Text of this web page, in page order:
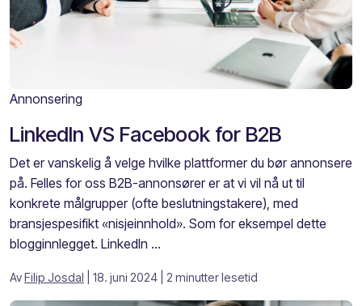
Annonsering
LinkedIn VS Facebook for B2B
Det er vanskelig å velge hvilke plattformer du bør annonsere
på. Felles for oss B2B-annonsører er at vi vil nå ut til
konkrete målgrupper (ofte beslutningstakere), med
bransjespesifikt «nisjeinnhold». Som for eksempel dette
blogginnlegget. LinkedIn ...
AvFilip Josdal | 18. juni 2024 | 2 minutter lesetid